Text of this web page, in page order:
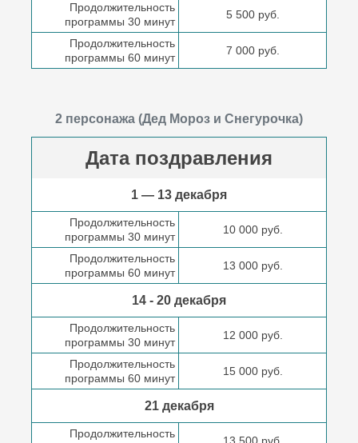
Продолжительность
программы 30 минут
5 500 руб.
Продолжительность
программы 60 минут
7 000 руб.
2 персонажа (Дед Мороз и Снегурочка)
Дата поздравления
1 — 13 декабря
Продолжительность
программы 30 минут
10 000 руб.
Продолжительность
программы 60 минут
13 000 руб.
14 - 20 декабря
Продолжительность
программы 30 минут
12 000 руб.
Продолжительность
программы 60 минут
15 000 руб.
21 декабря
Продолжительность